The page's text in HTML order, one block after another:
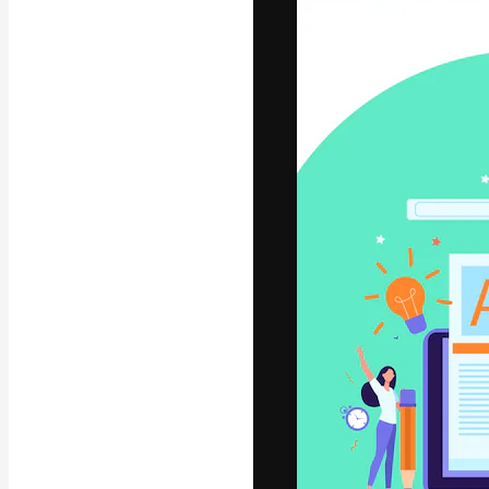
creativi,
Copyright ©